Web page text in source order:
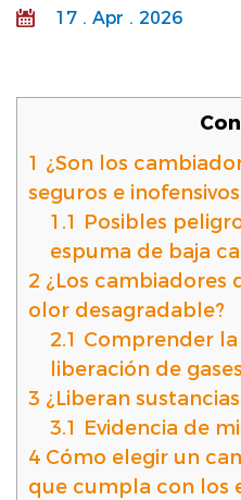
17 . Apr . 2026
1 ¿Son los
seguros e
1.1 Posibles
espuma de baja
2 ¿Los cambiadores
olor desagradable?
2.1 Comprender
liberación de gases
3 ¿Liberan
3.1 Evidencia de
4 Cómo elegir un
que cumpla con los